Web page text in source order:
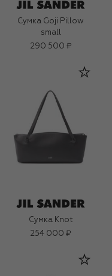
Сумка Goji Pillow
small
290 500 ₽
Сумка Knot
254 000 ₽